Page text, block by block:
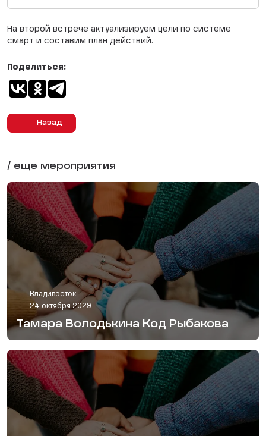
На второй встрече актуализируем цели по системе
смарт и составим план действий.
Назад
Поделиться:
/ еще мероприятия
Владивосток
24 октября 2029
Тамара Володькина Код Рыбакова